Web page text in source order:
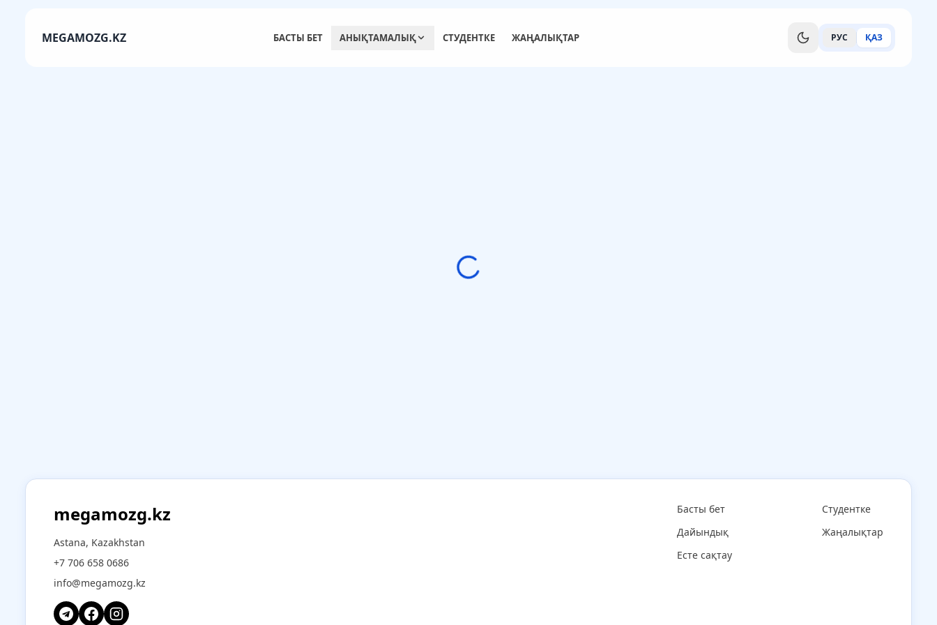
MEGAMOZG.KZ БАСТЫ БЕТ АНЫҚТАМАЛЫҚ СТУДЕНТКЕ ЖАҢАЛЫҚТАР РУС ҚАЗ
megamozg.kz
Astana, Kazakhstan
+7 706 658 0686
info@megamozg.kz
Басты бет
Дайындық
Есте сақтау
Студентке
Жаңалықтар